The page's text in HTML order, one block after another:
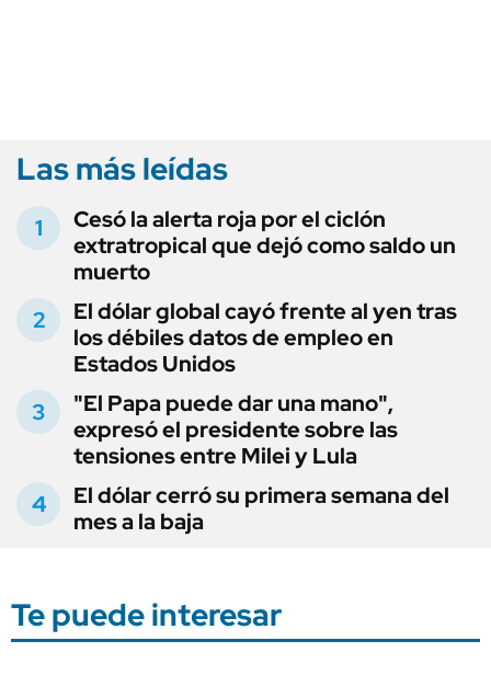
Las más leídas
Cesó la alerta roja por el ciclón
extratropical que dejó como saldo un
muerto
El dólar global cayó frente al yen tras
los débiles datos de empleo en
Estados Unidos
"El Papa puede dar una mano",
expresó el presidente sobre las
tensiones entre Milei y Lula
El dólar cerró su primera semana del
mes a la baja
Te puede interesar